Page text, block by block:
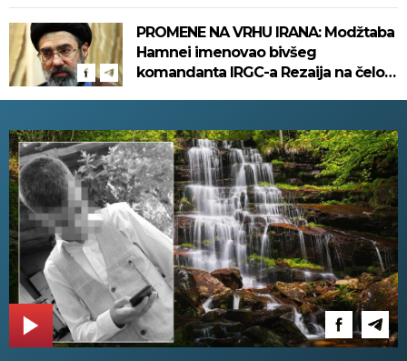
PROMENE NA VRHU IRANA: Modžtaba
Hamnei imenovao bivšeg
komandanta IRGC-a Rezaija na čelo